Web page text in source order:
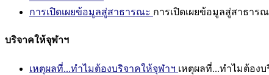
การเปิดเผยข้อมูลสู่สาธารณะ การเปิดเผยข้อมูลสู่สาธาร
บริจาคให้จุฬาฯ
เหตุผลที่...ทำไมต้องบริจาคให้จุฬาฯ เหตุผลที่...ทำไมต้อง